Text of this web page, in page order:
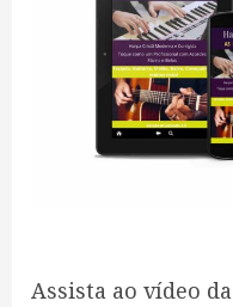
Assista ao vídeo da